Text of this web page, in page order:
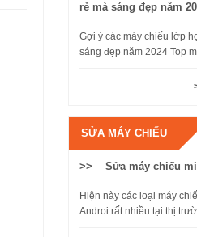
rẻ mà sáng đẹp năm
Gợi ý các máy chiếu lớp
sáng đẹp năm 2024 Top
SỬA MÁY CHIẾU
>> Sửa máy chiếu
Hiện này các loại máy
Androi rất nhiều tại thị